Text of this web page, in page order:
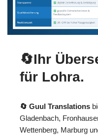
🔄Ihr
für Lohra.
🔄 Guul Translations
Gladenbach,
Wettenberg, Marburg